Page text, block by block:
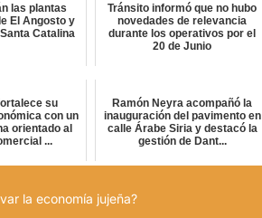
las plantas
El Angosto y
Catalina
Tránsito informó que no hubo
novedades de relevancia
durante los operativos por el
20 de Junio
su
con un
orientado al
...
Ramón Neyra acompañó la
inauguración del pavimento en
calle Árabe Siria y destacó la
gestión de Dant...
la economía jujeña?